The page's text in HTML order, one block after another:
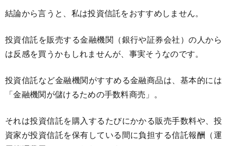
結論から言うと、私は投資信託をおすすめしません。
投資信託を販売する金融機関（銀行や証券会社）の人から
は反感を買うかもしれませんが、事実そうなのです。
投資信託など金融機関がすすめる金融商品は、基本的には
「金融機関が儲けるための手数料商売」。
それは投資信託を購入するたびにかかる販売手数料や、投
資家が投資信託を保有している間に負担する信託報酬（運